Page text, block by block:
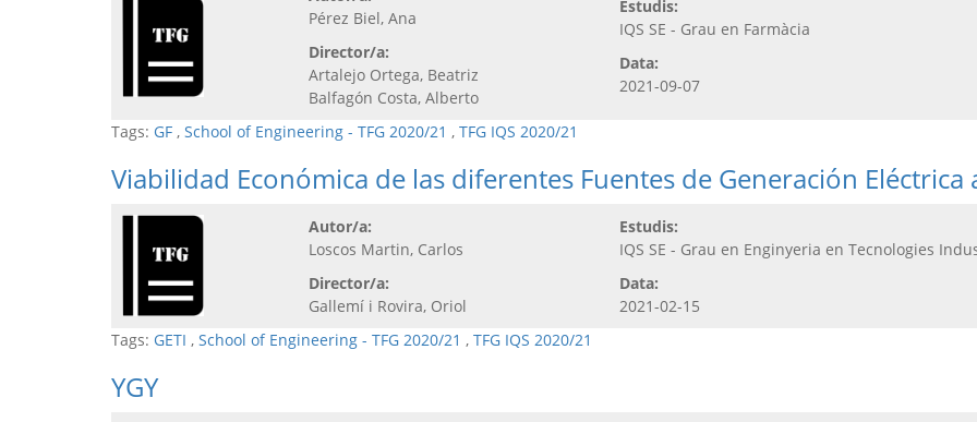
Pérez Biel, Ana
Director/a:
Artalejo Ortega, Beatriz
Balfagón Costa, Alberto
Estudis:
IQS SE - Grau en Farmàcia
Data:
2021-09-07
Tags: GF , School of Engineering - TFG 2020/21 , TFG IQS 2020/21
Viabilidad Económica de las diferentes Fuentes de Generación Eléctrica
Autor/a:
Loscos Martin, Carlos
Director/a:
Gallemí i Rovira, Oriol
Estudis:
IQS SE - Grau en Enginyeria en Tecnologies
Data:
2021-02-15
Tags: GETI , School of Engineering - TFG 2020/21 , TFG IQS 2020/21
YGY